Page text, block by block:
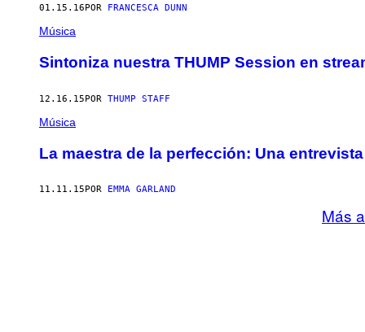
01.15.16 POR FRANCESCA DUNN
Música
Sintoniza nuestra THUMP Session en
12.16.15POR THUMP STAFF
Música
La maestra de la perfección: Una
11.11.15 POR EMMA GARLAND
Más